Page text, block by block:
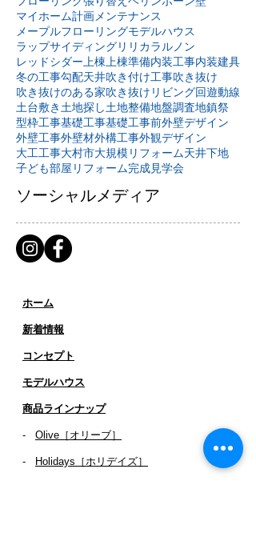
マイホーム計画 メンテナンス
メープルフローリングモデルハウス
ラップサイディングリリカラ ルノン
レッドシダー 上棟 上棟準備内装工事内装建具
冬の工事勾配天井吹き付け工事吹き抜け
吹き抜けのある家吹き抜けリビング回遊動線
土台敷き 土地探し土地整備地盤調査地鎮祭
型枠工事基礎工事基礎工事前外壁デザイン
外壁工事外壁材外構工事外観デザイン
大工工事大村市大規模リフォーム天井下地
子ども部屋リフォーム完成見学会
ソーシャルメディア
ホーム
新着情報
コンセプト
​​モデルハウス
商品ラインナップ
- Olive［オリーブ］
- Holidays［ホリデイズ］